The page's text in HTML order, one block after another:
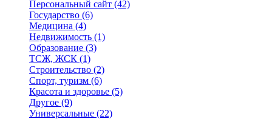
Персональный сайт (42)
Государство (6)
Медицина (4)
Недвижимость (1)
Образование (3)
ТСЖ, ЖСК (1)
Строительство (2)
Спорт, туризм (6)
Красота и здоровье (5)
Другое (9)
Универсальные (22)